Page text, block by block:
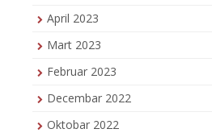
April 2023
Mart 2023
Februar 2023
Decembar 2022
Oktobar 2022